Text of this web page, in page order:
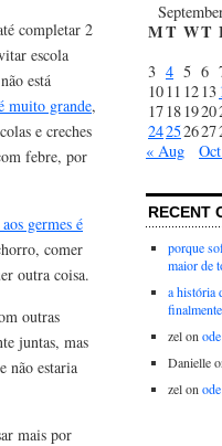
completar 2
escola
está
muito grande,
e creches
febre, por
germes é
comer
outra coisa.
outras
juntas, mas
não estaria
mais por
MT WT
3 4 5 6
10 11 12 13
17 18 1920
24252627
« Aug
RECENT
porque
maior de
a história
zelon
Danielle
zelon